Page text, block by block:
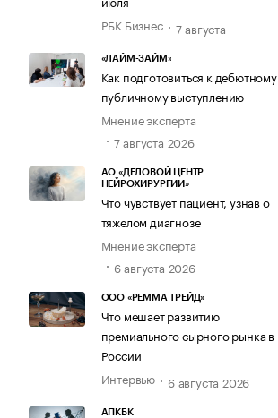
РБК Бизнес
7 августа
«ЛАЙМ-ЗАЙМ»
Как подготовиться к дебютному
публичному выступлению
Мнение эксперта
7 августа 2026
АО «ДЕЛОВОЙ ЦЕНТР
НЕЙРОХИРУРГИИ»
Что чувствует пациент, узнав о
тяжелом диагнозе
Мнение эксперта
6 августа 2026
ООО «РЕММА ТРЕЙД»
Что мешает развитию
премиального сырного рынка в
России
Интервью
6 августа 2026
АПКБК